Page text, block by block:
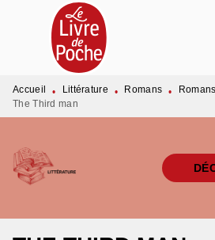
MENU RECHERCHE
PIED DE PAGE
Accueil • Littérature • Romans •
The Third man